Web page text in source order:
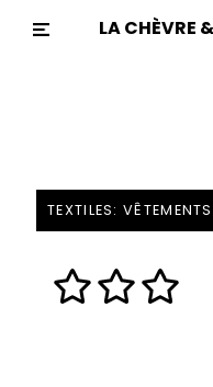
LA CHÈVRE
TEXTILES: